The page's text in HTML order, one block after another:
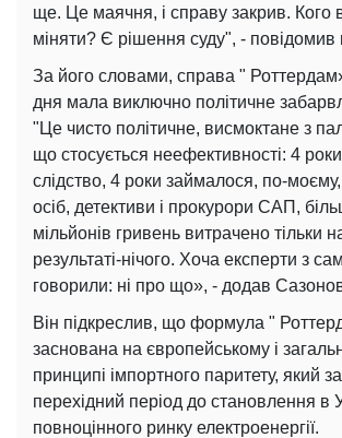
ще. Це маячня, і справу закрив. Кого
міняти? Є рішення суду", - повідомив
За його словами, справа "
дня мала виключно політичне
"Це чисто політичне, висмоктане з
що стосується неефективності: 4
слідство, 4 роки займалося, по-
осіб, детективи і прокурори САП,
мільйонів гривень витрачено тільки
результаті-нічого. Хоча експерти з
говорили: ні про що», - додав
Він підкреслив, що формула "
заснована на європейському і
принципі імпортного паритету, який
перехідний період до становлення в
повноцінного ринку електроенергії.